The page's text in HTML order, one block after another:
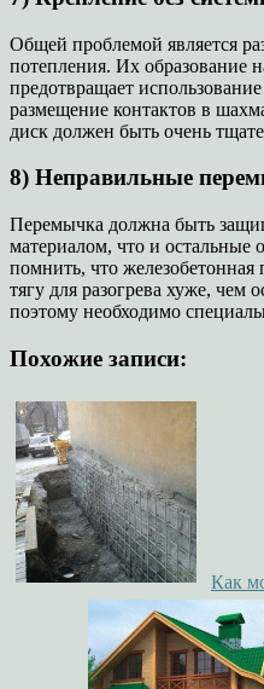
Общей проблемой является
потепления. Их образование
предотвращает
размещение контактов в
диск должен быть очень
8) Неправильные
Перемычка должна быть
материалом, что и остальные
помнить, что железобетонная
тягу для разогрева хуже, чем
поэтому необходимо
Похожие записи:
Как